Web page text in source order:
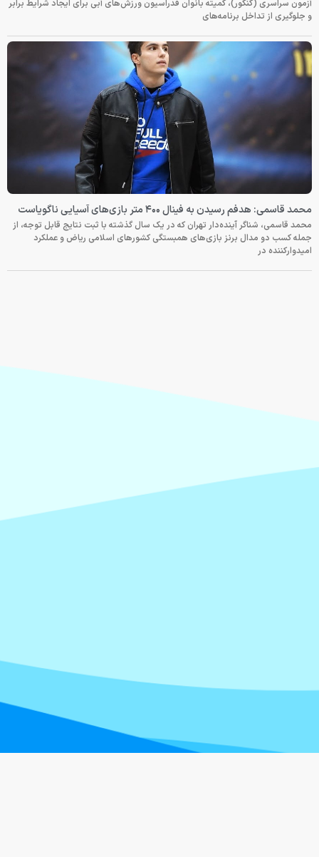
آزمون سراسری (کنکور)، کمیته بانوان فدراسیون ورزش‌های آبی برای ایجاد شرایط برابر
و جلوگیری از تداخل برنامه‌های
محمد قاسمی: هدفم رسیدن به فینال ۴۰۰ متر بازی‌های آسیایی ناگویاست
محمد قاسمی، شناگر آینده‌دار تهران که در یک سال گذشته با ثبت نتایج قابل توجه، از
جمله کسب دو مدال برنز بازی‌های همبستگی کشورهای اسلامی ریاض و عملکرد
امیدوارکننده در